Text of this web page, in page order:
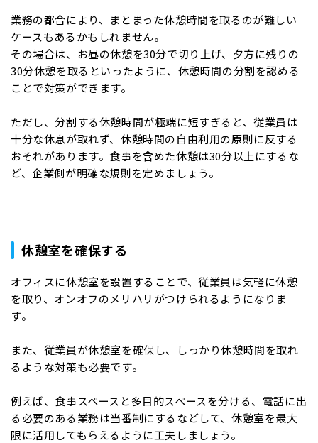
業務の都合により、まとまった休憩時間を取るのが難しい
ケースもあるかもしれません。
その場合は、お昼の休憩を30分で切り上げ、夕方に残りの
30分休憩を取るといったように、休憩時間の分割を認める
ことで対策ができます。
ただし、分割する休憩時間が極端に短すぎると、従業員は
十分な休息が取れず、休憩時間の自由利用の原則に反する
おそれがあります。食事を含めた休憩は30分以上にするな
ど、企業側が明確な規則を定めましょう。
休憩室を確保する
オフィスに休憩室を設置することで、従業員は気軽に休憩
を取り、オンオフのメリハリがつけられるようになりま
す。
また、従業員が休憩室を確保し、しっかり休憩時間を取れ
るような対策も必要です。
例えば、食事スペースと多目的スペースを分ける、電話に出
る必要のある業務は当番制にするなどして、休憩室を最大
限に活用してもらえるように工夫しましょう。